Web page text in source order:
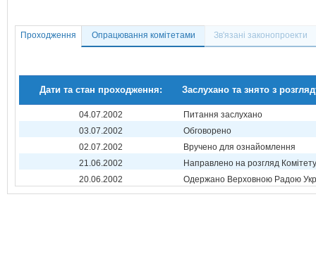
Проходження Опрацювання комітетами Зв'язані законопроекти
Дати та стан проходження: Заслухано та знято з
04.07.2002
Питання заслухано
03.07.2002
Обговорено
02.07.2002
Вручено для ознайомлення
21.06.2002
Направлено на розгляд Комітету
20.06.2002
Одержано Верховною Радою